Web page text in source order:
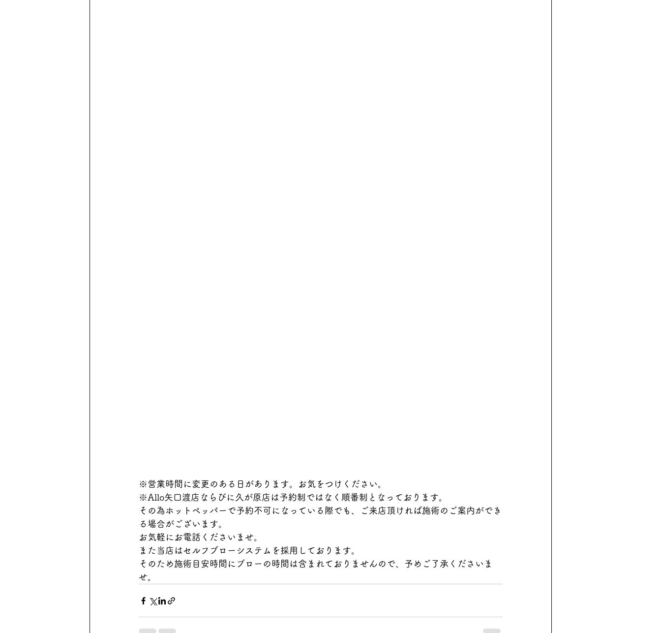
※営業時間に変更のある日があります。お気をつけください。
※Allo矢口渡店ならびに久が原店は予約制ではなく順番制となっております。
その為ホットペッパーで予約不可になっている際でも、ご来店頂ければ施術のご案内ができ
る場合がございます。
お気軽にお電話くださいませ。
また当店はセルフブローシステムを採用しております。
そのため施術目安時間にブローの時間は含まれておりませんので、予めご了承くださいま
せ。